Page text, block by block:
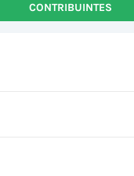
CONTRIBUINTES